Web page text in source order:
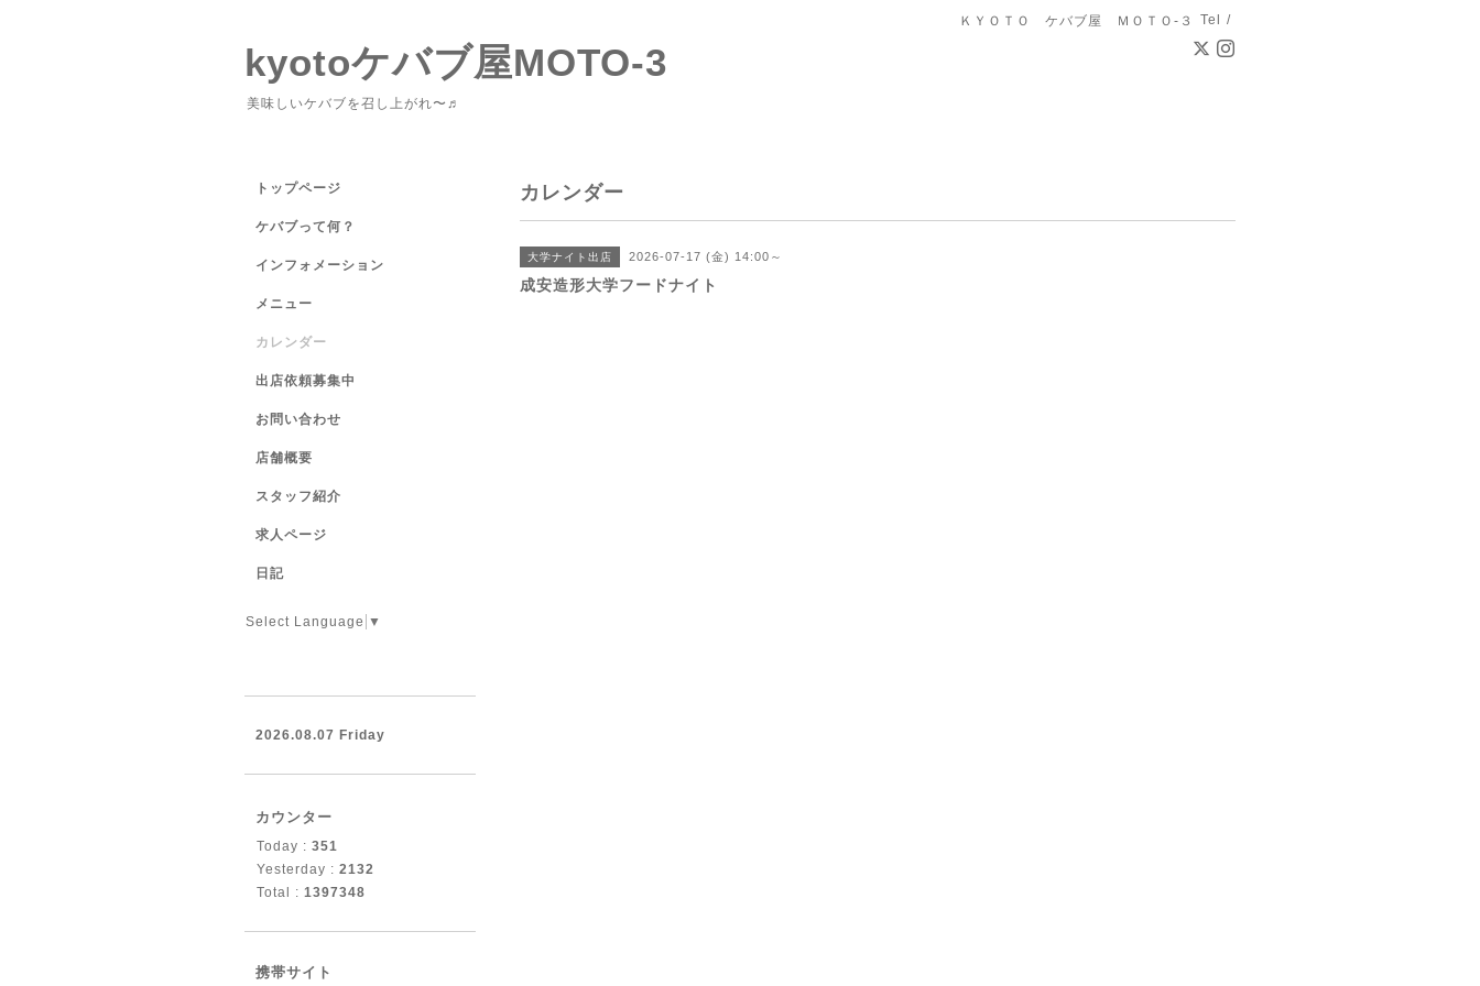
ＫＹＯＴＯ ケバブ屋 ＭＯＴＯ-３ Tel /
kyotoケバブ屋MOTO-3
美味しいケバブを召し上がれ〜♬
カレンダー
大学ナイト出店 2026-07-17 (金) 14:00～
成安造形大学フードナイト
トップページ
ケバブって何？
インフォメーション
メニュー
カレンダー
出店依頼募集中
お問い合わせ
店舗概要
スタッフ紹介
求人ページ
日記
Select Language ▼
2026.08.07 Friday
カウンター
Today : 351
Yesterday : 2132
Total : 1397348
携帯サイト